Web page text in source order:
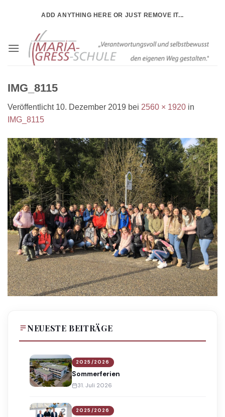
ADD ANYTHING HERE OR JUST REMOVE IT...
IMG_8115
Veröffentlicht 10. Dezember 2019 bei 2560 × 1920 in
IMG_8115
NEUESTE BEITRÄGE
2025/2026
Sommerferien
31. Juli 2026
2025/2026